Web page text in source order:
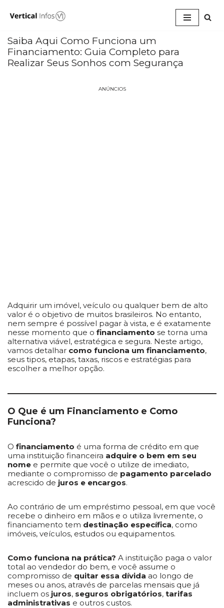
para
o
conteúdo
Saiba Aqui Como Funciona um
Financiamento: Guia Completo para
Realizar Seus Sonhos com Segurança
ANÚNCIOS
Adquirir um imóvel, veículo ou qualquer bem de alto
valor é o objetivo de muitos brasileiros. No entanto,
nem sempre é possível pagar à vista, e é exatamente
nesse momento que o financiamento se torna uma
alternativa viável, estratégica e segura. Neste artigo,
vamos detalhar como funciona um financiamento,
seus tipos, etapas, taxas, riscos e estratégias para
escolher a melhor opção.
O Que é um Financiamento e Como
Funciona?
O financiamento é uma forma de crédito em que
uma instituição financeira adquire o bem em seu
nome e permite que você o utilize de imediato,
mediante o compromisso de pagamento parcelado
acrescido de juros e encargos.
Ao contrário de um empréstimo pessoal, em que você
recebe o dinheiro em mãos e o utiliza livremente, o
financiamento tem destinação específica, como
imóveis, veículos, estudos ou equipamentos.
Como funciona na prática? A instituição paga o valor
total ao vendedor do bem, e você assume o
compromisso de quitar essa dívida ao longo de
meses ou anos, através de parcelas mensais que já
incluem os juros, seguros obrigatórios, tarifas
administrativas e outros custos.